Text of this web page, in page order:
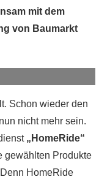
mit dem
von Baumarkt
Schon wieder den
nicht mehr sein.
„HomeRide“
gewählten Produkte
HomeRide